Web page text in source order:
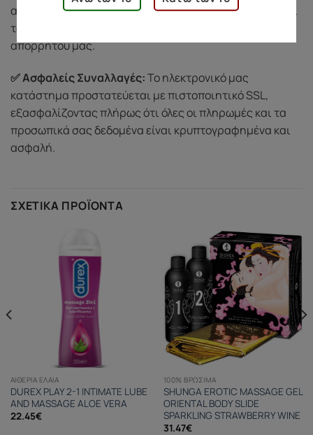
αποκλειστικά για την ολοκλήρωση των παραγγελιών και
των υπηρεσιών μας, σύμφωνα με την πολιτική
απορρήτου μας.
✅ Ασφαλείς Συναλλαγές:Το ηλεκτρονικό μας
κατάστημα προστατεύεται με πιστοποιητικό SSL,
εξασφαλίζοντας πλήρως ότι όλες οι πληρωμές και τα
προσωπικά σας δεδομένα είναι κρυπτογραφημένα και
ασφαλή.
ΣΧΕΤΙΚΆ ΠΡΟΪΌΝΤΑ
ΑΙΘΈΡΙΑ ΈΛΑΙΑ
DUREX PLAY 2-1 INTIMATE LUBE
AND MASSAGE ALOE VERA
22.45€
100% ΒΡΏΣΙΜΑ
SHUNGA EROTIC MASSAGE GEL
ORIENTAL BODY SLIDE
SPARKLING STRAWBERRY WINE
31.47€